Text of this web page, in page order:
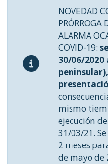
NOVEDAD
PRÓRROGA
ALARMA
COVID-19:
30/06/2020
mismo
ejecución
31/03/21.
2 meses
de mayo de